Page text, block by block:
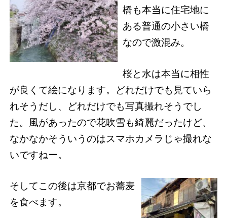
橋も本当に住宅地に
ある普通の小さい橋
なので激混み。
桜と水は本当に相性
が良くて絵になります。どれだけでも見ていら
れそうだし、どれだけでも写真撮れそうでし
た。風があったので花吹雪も綺麗だったけど、
なかなかそういうのはスマホカメラじゃ撮れな
いですねー。
そしてこの後は京都でお蕎麦
を食べます。